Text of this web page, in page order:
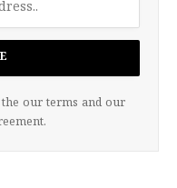
our terms and our